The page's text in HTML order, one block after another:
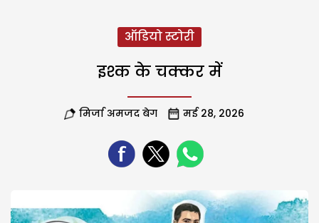
ऑडियो स्टोरी
इश्क के चक्कर में
मिर्जा अमजद बेग मई 28, 2026